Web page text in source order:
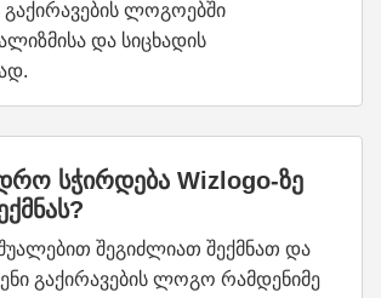
გაქირავების ლოგოებში
და სიცხადის
სჭირდება Wizlogo-ზე
შეგიძლიათ შექმნათ და
გაქირავების ლოგო რამდენიმე